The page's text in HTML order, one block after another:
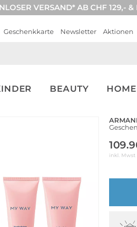
VERSAND* AB CHF 129,-
Geschenkkarte Newsletter Aktionen
BEAUTY
ARMANI
inkl. Mwst